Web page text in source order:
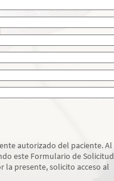
autorizado del paciente. Al
este Formulario de Solicitud
la presente, solicito acceso al